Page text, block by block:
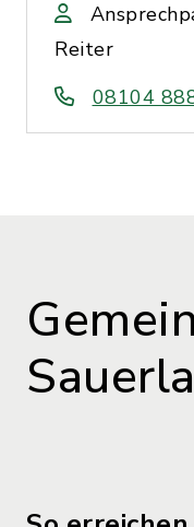
Reiter
08104